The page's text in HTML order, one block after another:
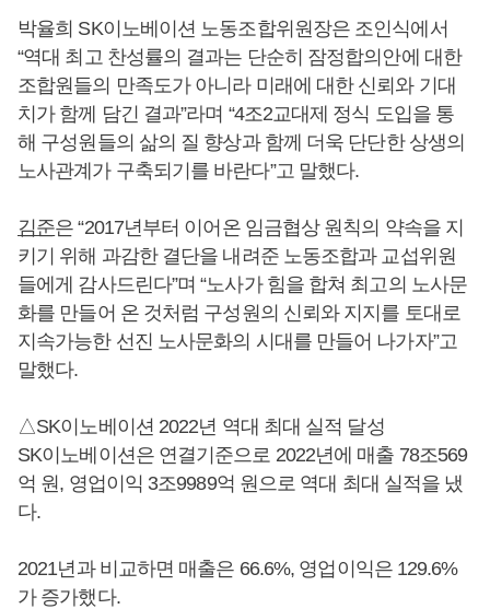
박율희 SK이노베이션 노동조합위원장은 조인식에서
“역대 최고 찬성률의 결과는 단순히 잠정합의안에 대한
조합원들의 만족도가 아니라 미래에 대한 신뢰와 기대
치가 함께 담긴 결과”라며 “4조2교대제 정식 도입을 통
해 구성원들의 삶의 질 향상과 함께 더욱 단단한 상생의
노사관계가 구축되기를 바란다”고 말했다.
김준은 “2017년부터 이어온 임금협상 원칙의 약속을 지
키기 위해 과감한 결단을 내려준 노동조합과 교섭위원
들에게 감사드린다”며 “노사가 힘을 합쳐 최고의 노사문
화를 만들어 온 것처럼 구성원의 신뢰와 지지를 토대로
지속가능한 선진 노사문화의 시대를 만들어 나가자”고
말했다.
△SK이노베이션 2022년 역대 최대 실적 달성
SK이노베이션은 연결기준으로 2022년에 매출 78조569
억 원, 영업이익 3조9989억 원으로 역대 최대 실적을 냈
다.
2021년과 비교하면 매출은 66.6%, 영업이익은 129.6%
가 증가했다.